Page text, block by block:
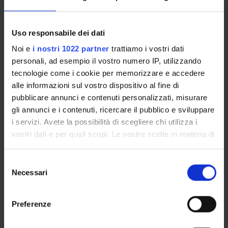
Uso responsabile dei dati
Noi e i nostri 1022 partner trattiamo i vostri dati
personali, ad esempio il vostro numero IP, utilizzando
tecnologie come i cookie per memorizzare e accedere
alle informazioni sul vostro dispositivo al fine di
pubblicare annunci e contenuti personalizzati, misurare
gli annunci e i contenuti, ricercare il pubblico e sviluppare
i servizi. Avete la possibilità di scegliere chi utilizza i
vostri dati e per quali scopi. Le vostre scelte in materia di
modificare o revocare il proprio consenso in qualsiasi
momento dalla Dichiarazione sui cookie o facendo clic
delNecessari
Preferenze
Overview
Enrolment Procedures and Admission Requirements
Degree Programme
Courses
Notices
STUDYING
COURSES
TRAINING